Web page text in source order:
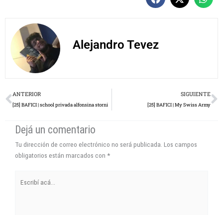
Alejandro Tevez
Prev
ANTERIOR
[25] BAFICI | school privada alfonsina storni
SIGUIENTE
[25] BAFICI | My Swiss Army
Dejá un comentario
Tu dirección de correo electrónico no será publicada. Los campos
obligatorios están marcados con *
acá...